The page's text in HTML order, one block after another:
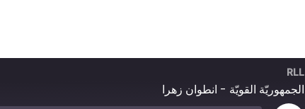
RLL
الجمهوريّة القويّة - انطوان زهرا